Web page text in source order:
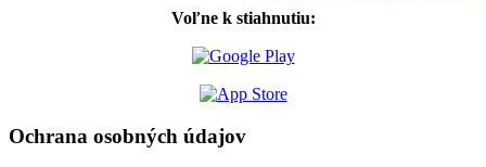
Voľne k stiahnutiu:
Ochrana osobných údajov